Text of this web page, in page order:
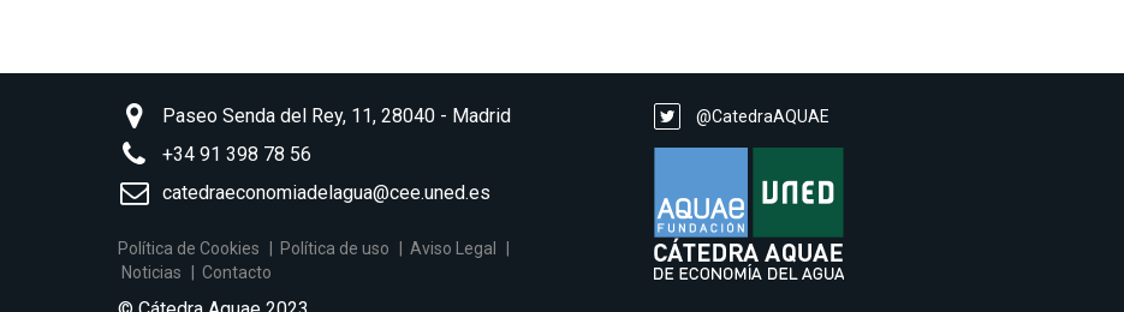
Paseo Senda del Rey, 11, 28040 - Madrid
+34 91 398 78 56
catedraeconomiadelagua@cee.uned.es
Política de Cookies Política de uso
Aviso Legal
Noticias
Contacto
@CatedraAQUAE